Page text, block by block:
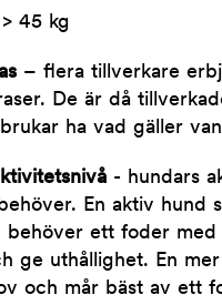
45 kg
– flera tillverkare
De är då
ha vad gäller
- hundars
En aktiv hund
behöver ett foder
ge uthållighet. En
och mår bäst av ett